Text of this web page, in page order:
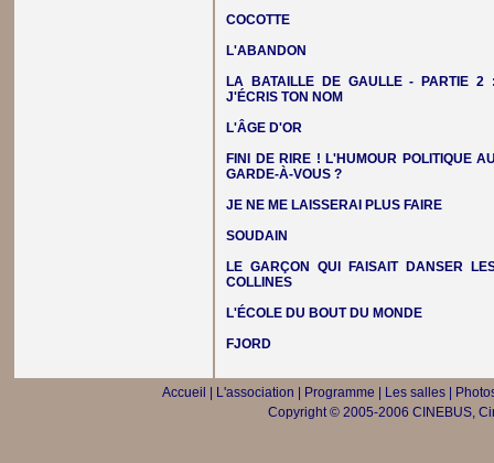
COCOTTE
L'ABANDON
LA BATAILLE DE GAULLE - PARTIE 2
J'ÉCRIS TON NOM
L'ÂGE D'OR
FINI DE RIRE ! L'HUMOUR POLITIQUE
GARDE-À-VOUS ?
JE NE ME LAISSERAI PLUS FAIRE
SOUDAIN
LE GARÇON QUI FAISAIT DANSER
COLLINES
L'ÉCOLE DU BOUT DU MONDE
FJORD
Accueil L'association Programme Les salles|
Copyright © 2005-2006 CINEBUS,